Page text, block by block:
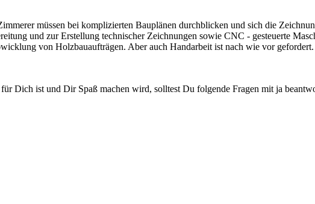
müssen bei komplizierten Bauplänen durchblicken und sich die
und zur Erstellung technischer Zeichnungen sowie CNC - gesteuerte
von Holzbauaufträgen. Aber auch Handarbeit ist nach wie vor
Dich ist und Dir Spaß machen wird, solltest Du folgende Fragen mit ja